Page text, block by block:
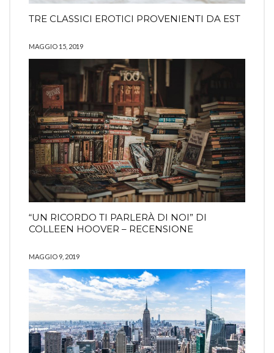
TRE CLASSICI EROTICI PROVENIENTI DA EST
MAGGIO 15, 2019
“UN RICORDO TI PARLERÀ DI NOI” DI
COLLEEN HOOVER – RECENSIONE
MAGGIO 9, 2019